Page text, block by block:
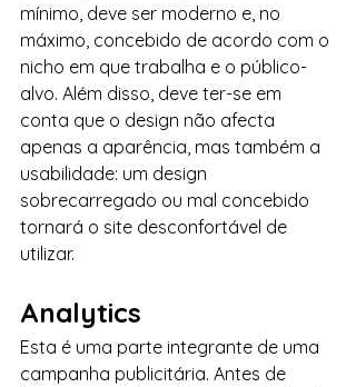
mínimo, deve ser moderno e, no
máximo, concebido de acordo com o
nicho em que trabalha e o público-
alvo. Além disso, deve ter-se em
conta que o design não afecta
apenas a aparência, mas também a
usabilidade: um design
sobrecarregado ou mal concebido
tornará o site desconfortável de
utilizar.
Analytics
Esta é uma parte integrante de uma
campanha publicitária. Antes de